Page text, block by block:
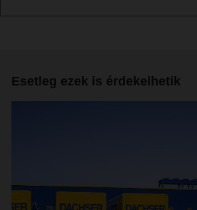
Esetleg ezek is érdekelhetik